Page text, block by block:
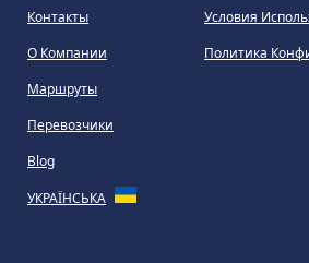
Контакты
О Компании
Маршруты
Перевозчики
Blog
УКРАЇНСЬКА
Условия
Политика